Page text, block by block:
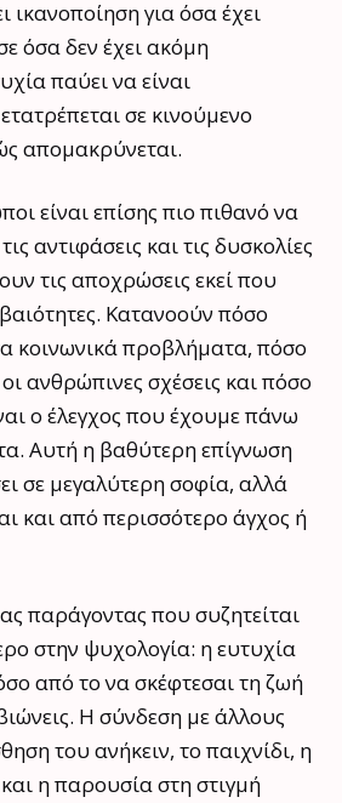
ικανοποίηση για όσα έχει
όσα δεν έχει ακόμη
παύει να είναι
σε κινούμενο
απομακρύνεται.
είναι επίσης πιο πιθανό να
αντιφάσεις και τις δυσκολίες
τις αποχρώσεις εκεί που
Κατανοούν πόσο
κοινωνικά προβλήματα, πόσο
ανθρώπινες σχέσεις και πόσο
ο έλεγχος που έχουμε πάνω
Αυτή η βαθύτερη επίγνωση
σε μεγαλύτερη σοφία, αλλά
και από περισσότερο άγχος ή
παράγοντας που συζητείται
στην ψυχολογία: η ευτυχία
από το να σκέφτεσαι τη ζωή
Η σύνδεση με άλλους
του ανήκειν, το παιχνίδι, η
η παρουσία στη στιγμή